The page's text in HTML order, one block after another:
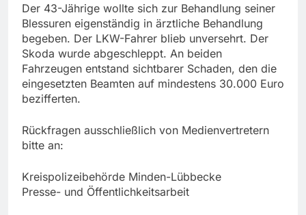
Der 43-Jährige wollte sich zur Behandlung seiner
Blessuren eigenständig in ärztliche Behandlung
begeben. Der LKW-Fahrer blieb unversehrt. Der
Skoda wurde abgeschleppt. An beiden
Fahrzeugen entstand sichtbarer Schaden, den die
eingesetzten Beamten auf mindestens 30.000 Euro
bezifferten.
Rückfragen ausschließlich von Medienvertretern
bitte an:
Kreispolizeibehörde Minden-Lübbecke
Presse- und Öffentlichkeitsarbeit